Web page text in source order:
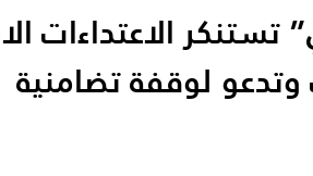
الاعتداءات
لوقفة تضامنية